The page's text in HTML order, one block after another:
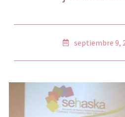
septiembre 9,